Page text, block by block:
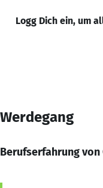
Logg Dich ein, um
Werdegang
Berufserfahrung von